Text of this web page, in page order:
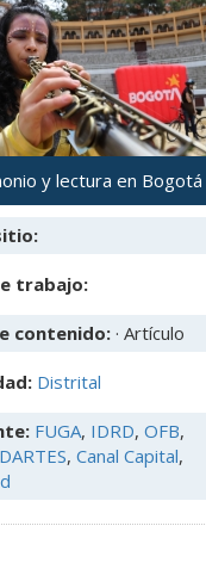
y lectura en Bogotá
trabajo:
contenido: · Artículo
Distrital
FUGA, IDRD, OFB,
, Canal Capital,